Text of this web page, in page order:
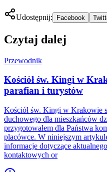
Udostępnij: Facebook
Czytaj dalej
Przewodnik
Kościół św. Kingi w
parafian i turystów
Kościół św. Kingi w Krakowie
duchowego dla mieszkańców
przygotowałem dla Państwa
placówce. W niniejszym
informacje dotyczące
kontaktowych or